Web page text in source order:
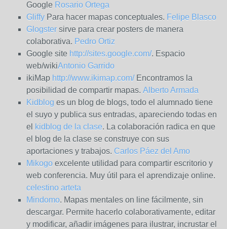
Google Rosario Ortega
Gliffy Para hacer mapas conceptuales. Felipe Blasco
Glogster sirve para crear posters de manera
colaborativa. Pedro Ortiz
Google site http://sites.google.com/. Espacio
web/wikiAntonio Garrido
ikiMap http://www.ikimap.com/Encontramos la
posibilidad de compartir mapas. Alberto Armada
Kidblog es un blog de blogs, todo el alumnado tiene
el suyo y publica sus entradas, apareciendo todas en
el kidblog de la clase. La colaboración radica en que
el blog de la clase se construye con sus
aportaciones y trabajos. Carlos Páez del Amo
Mikogo excelente utilidad para compartir escritorio y
web conferencia. Muy útil para el aprendizaje online.
celestino arteta
Mindomo. Mapas mentales on line fácilmente, sin
descargar. Permite hacerlo colaborativamente, editar
y modificar, añadir imágenes para ilustrar, incrustar el